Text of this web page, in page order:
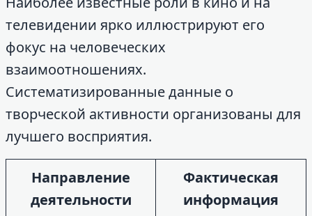
телевидении ярко иллюстрируют его
фокус на человеческих
взаимоотношениях.
Систематизированные данные о
творческой активности организованы для
лучшего восприятия.
Направление
деятельности
Фактическая
информация